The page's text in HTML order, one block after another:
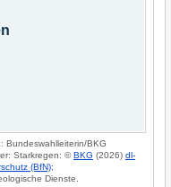
Bundeswahlleiterin/BKG
Starkregen: ©BKG (2026) dl-
(BfN);
Dienste.